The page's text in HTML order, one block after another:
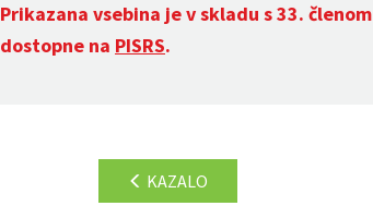
Prikazana vsebina je v skladu s 33. členom
dostopne na PISRS.
KAZALO